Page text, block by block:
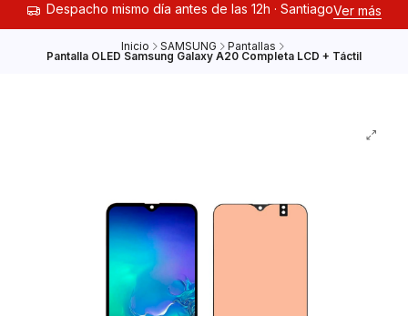
Despacho mismo día antes de las 12h · SantiagoVer más
Inicio SAMSUNG Pantallas
Pantalla OLED Samsung Galaxy A20 Completa LCD + Táctil